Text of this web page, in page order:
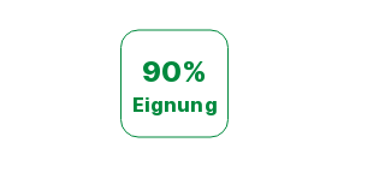
90%
Eignung